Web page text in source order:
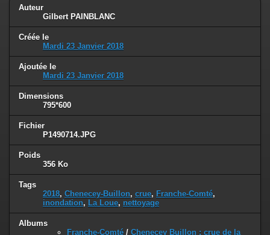
Auteur
Gilbert PAINBLANC
Créée le
Mardi 23 Janvier 2018
Ajoutée le
Mardi 23 Janvier 2018
Dimensions
795*600
Fichier
P1490714.JPG
Poids
356 Ko
Tags
2018, Chenecey-Buillon, crue, Franche-Comté,
inondation, La Loue, nettoyage
Albums
Franche-Comté / Chenecey Buillon : crue de la